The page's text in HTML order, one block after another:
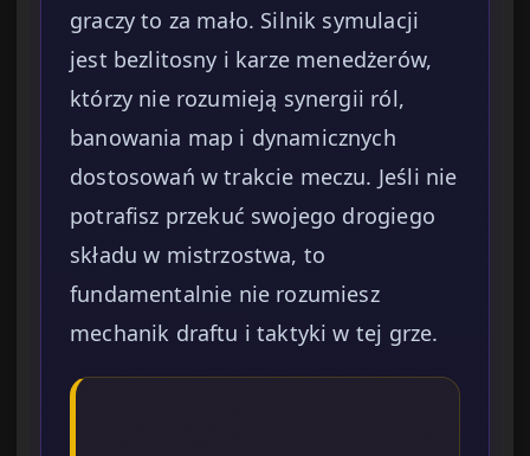
graczy to za mało. Silnik symulacji
jest bezlitosny i karze menedżerów,
którzy nie rozumieją synergii ról,
banowania map i dynamicznych
dostosowań w trakcie meczu. Jeśli nie
potrafisz przekuć swojego drogiego
składu w mistrzostwa, to
fundamentalnie nie rozumiesz
mechanik draftu i taktyki w tej grze.